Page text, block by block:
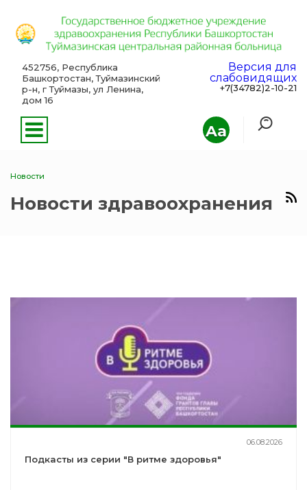
Aa
452756, Республика
Башкортостан, Туймазинский
р-н, г Туймазы, ул Ленина,
дом 16
Версия для
слабовидящих
+7(34782)2-10-21
Новости
Новости здравоохранения
06.08.2026
Подкасты из серии "В ритме здоровья"